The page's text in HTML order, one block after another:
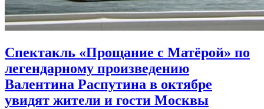
Спектакль «Прощание с Матёрой» по
легендарному произведению
Валентина Распутина в октябре
увидят жители и гости Москвы